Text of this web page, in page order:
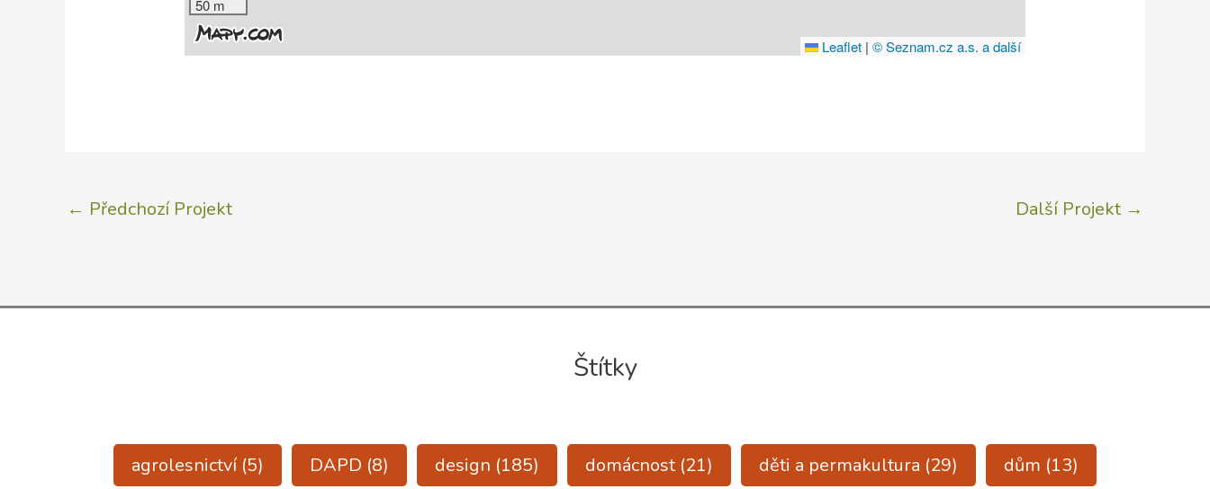
50 m
Leaflet | © Seznam.cz a.s. a další
← Předchozí Projekt Další Projekt →
Štítky
agrolesnictví (5) DAPD (8) design (185) domácnost (21) děti a permakultura (29) dům (13)